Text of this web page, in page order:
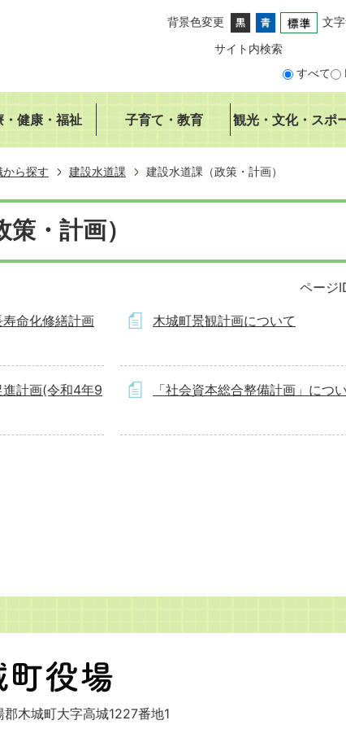
背景色変更 文
サイト内検索
すべて
・健康・福祉 子育て・教育 観光・文化・スポ
から探す 建設水道課 建設水道課（政策・計画）
・計画）
ページ
命化修繕計画
木城町景観計画について
計画(令和4年9
「社会資本総合整備計画」につ
郡木城町大字高城1227番地1